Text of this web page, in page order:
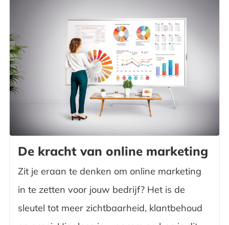
De kracht van online marketing
Zit je eraan te denken om online marketing
in te zetten voor jouw bedrijf? Het is de
sleutel tot meer zichtbaarheid, klantbehoud